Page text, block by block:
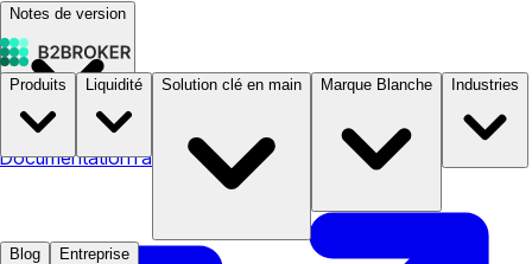
Notes de version
DocumentationTarifs B2STORE
Produits Liquidité Solution clé en main Marque Blanche Industries
Blog Entreprise